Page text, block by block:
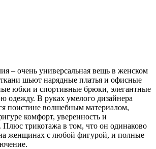
– очень универсальная вещь в женском
шьют нарядные платья и офисные
юбки и спортивные брюки, элегантные
В руках умелого дизайнера
поистине волшебным материалом,
комфорт, уверенность и
Плюс трикотажа в том, что он одинаково
женщинах с любой фигурой, и полные